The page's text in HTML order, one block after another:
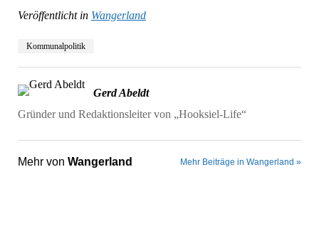
Veröffentlicht in Wangerland
Kommunalpolitik
Gerd Abeldt
Gründer und Redaktionsleiter von „Hooksiel-Life“
Mehr von Wangerland Mehr Beiträge in Wangerland »